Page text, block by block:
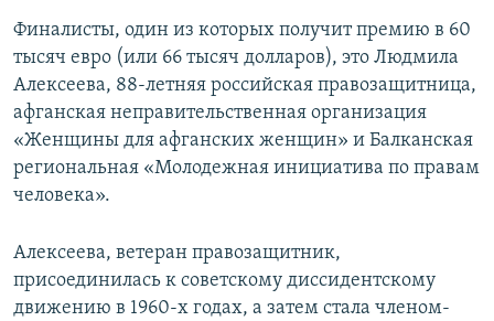
ПРОПАВШИЕ БЕЗ ВЕСТИ
ПОБЕДИТЕЛЕЙ НЕ СУДЯТ?
ELIFBE
УКРАИНСКАЯ ПРОБЛЕМА КРЫМА
ПРИСОЕДИНЯЙТЕСЬ!
Финалисты, один из которых получит премию в 60
тысяч евро (или 66 тысяч долларов), это Людмила
Алексеева, 88-летняя российская правозащитница,
афганская неправительственная организация
«Женщины для афганских женщин» и Балканская
региональная «Молодежная инициатива по правам
человека».
Алексеева, ветеран правозащитник,
присоединилась к советскому диссидентскому
движению в 1960-х годах, а затем стала членом-